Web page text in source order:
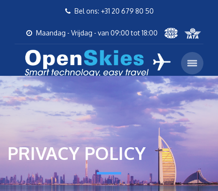
Bel ons: +31 20 679 80 50
Maandag - Vrijdag - van 09:00 tot 18:00
PRIVACY POLICY